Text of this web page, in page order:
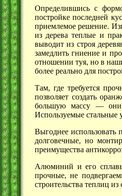
Определившись с
постройке последней
приемлемое решение.
из дерева теплые и
выводит из строя
замедлить гниение и
отношении туя, но в
более реально для
Там, где требуется
позволяет создать
большуюмассу —они
Используемые стальные
Выгоднее
долговечные, но
преимущества
Алюминий и его
прочные, не
строительства теплиц